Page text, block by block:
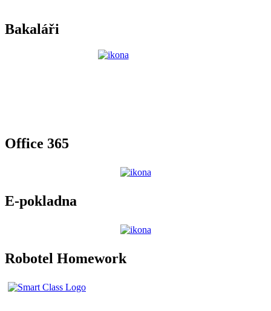
Bakaláři
Office 365
E-pokladna
Robotel Homework